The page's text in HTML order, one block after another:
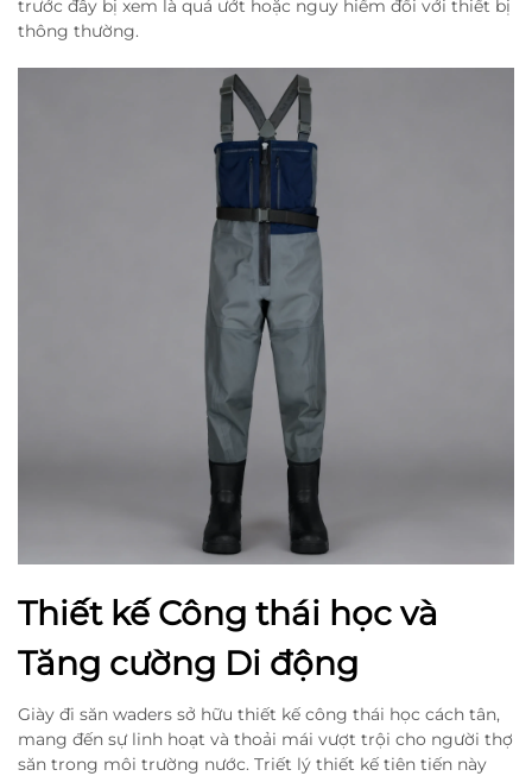
trước đây bị xem là quá ướt hoặc nguy hiểm đối với thiết bị
thông thường.
Thiết kế Công thái học và
Tăng cường Di động
Giày đi săn waders sở hữu thiết kế công thái học cách tân,
mang đến sự linh hoạt và thoải mái vượt trội cho người thợ
săn trong môi trường nước. Triết lý thiết kế tiên tiến này